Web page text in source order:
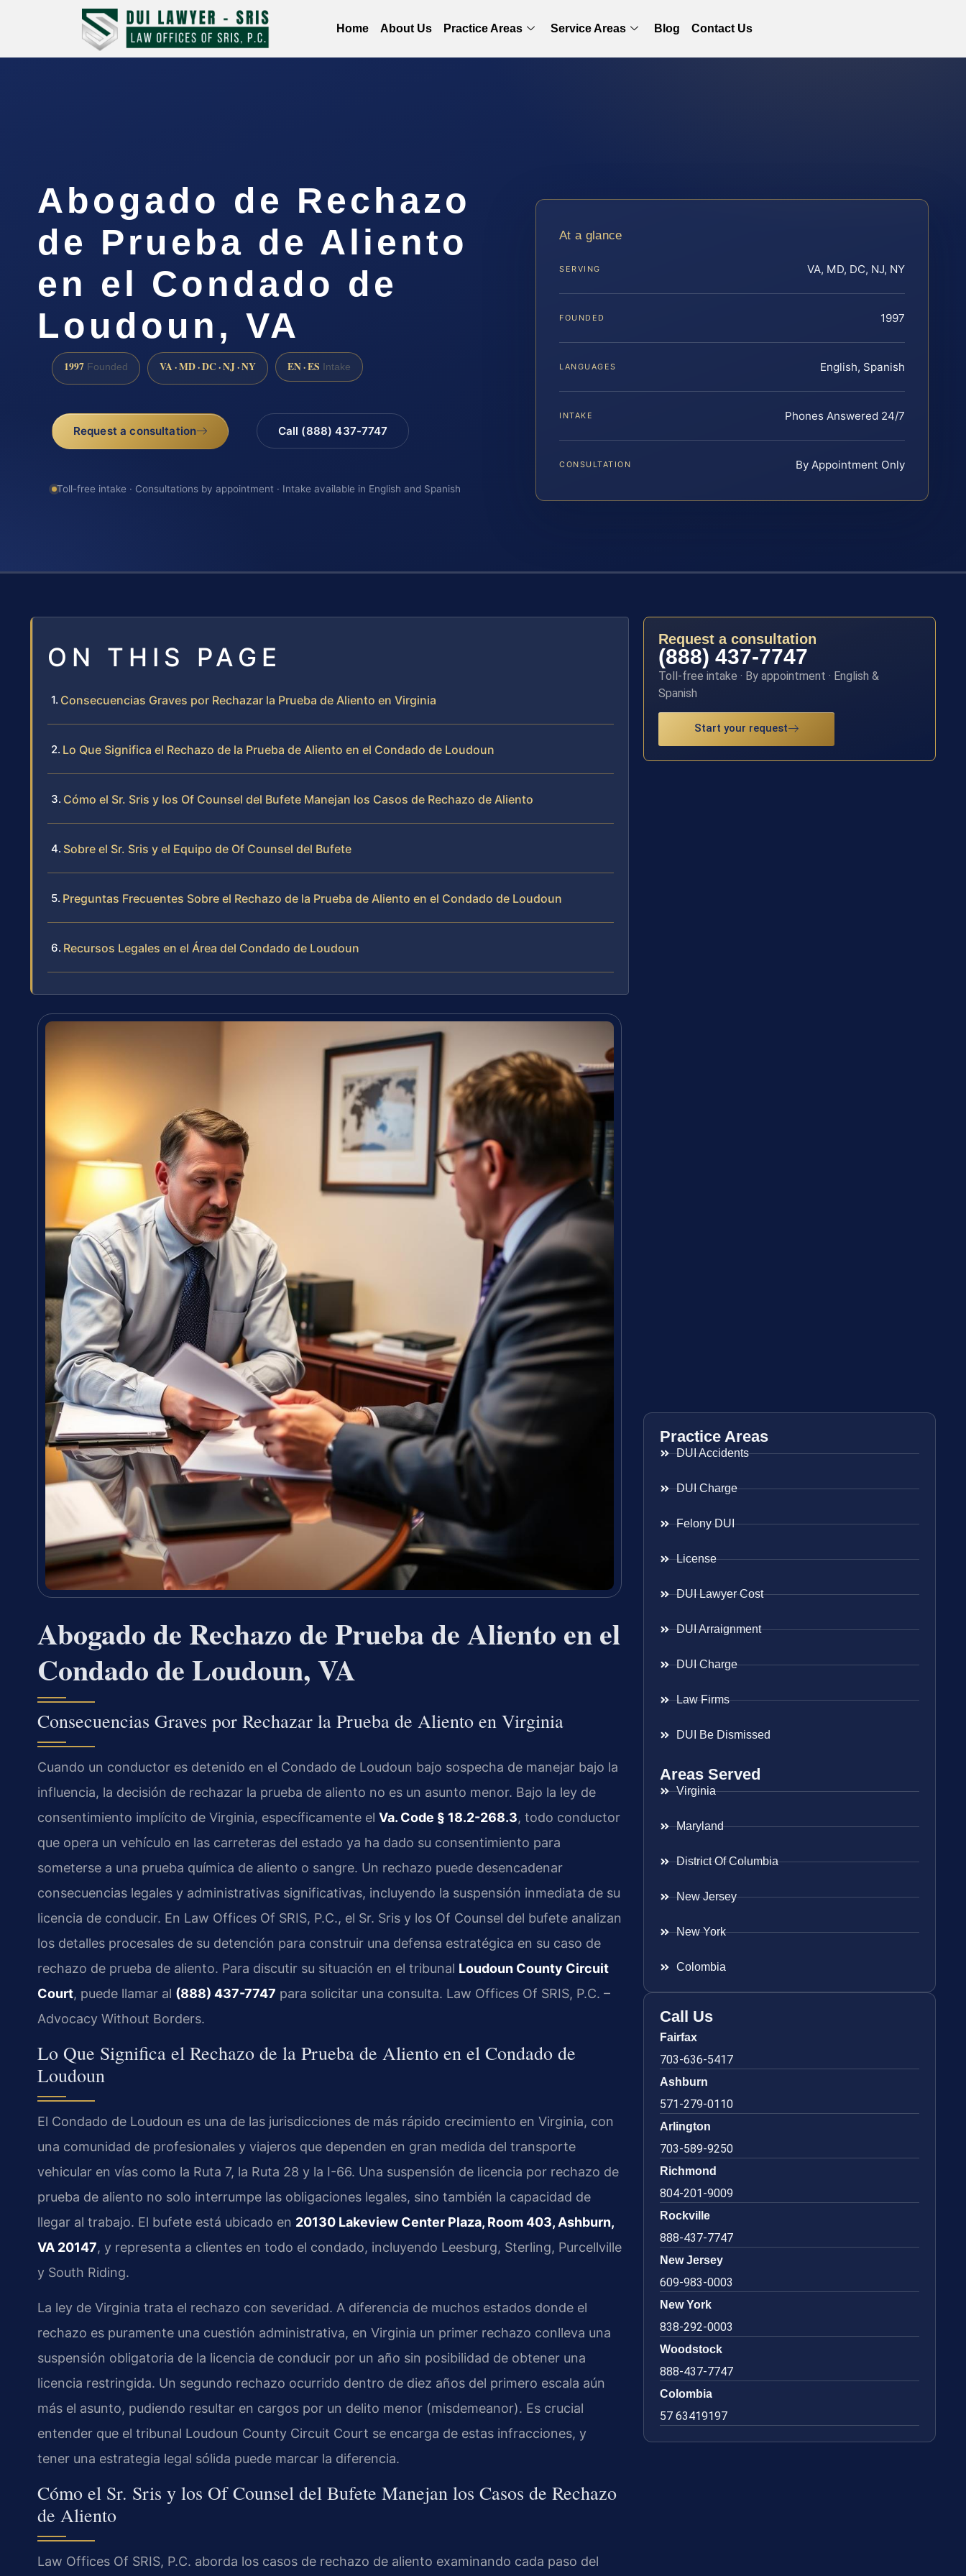
Home About Us Practice Areas Service Areas Blog Contact Us
Abogado de Rechazo
de Prueba de Aliento
en el Condado de
Loudoun, VA
1997 Founded VA · MD · DC · NJ · NY EN · ES Intake
Request a consultation Call (888) 437-7747
Toll-free intake · Consultations by appointment · Intake available in English and Spanish
At a glance
SERVING VA, MD, DC, NJ, NY
FOUNDED 1997
LANGUAGES English, Spanish
INTAKE Phones Answered 24/7
CONSULTATION By Appointment Only
ON THIS PAGE
Consecuencias Graves por Rechazar la Prueba de Aliento en Virginia
Lo Que Significa el Rechazo de la Prueba de Aliento en el Condado de Loudoun
Cómo el Sr. Sris y los Of Counsel del Bufete Manejan los Casos de Rechazo de Aliento
Sobre el Sr. Sris y el Equipo de Of Counsel del Bufete
Preguntas Frecuentes Sobre el Rechazo de la Prueba de Aliento en el Condado de Loudoun
Recursos Legales en el Área del Condado de Loudoun
Abogado de Rechazo de Prueba de Aliento en el
Condado de Loudoun, VA
Consecuencias Graves por Rechazar la Prueba de Aliento en Virginia
Cuando un conductor es detenido en el Condado de Loudoun bajo sospecha de manejar bajo la
influencia, la decisión de rechazar la prueba de aliento no es un asunto menor. Bajo la ley de
consentimiento implícito de Virginia, específicamente el Va. Code § 18.2-268.3, todo conductor
que opera un vehículo en las carreteras del estado ya ha dado su consentimiento para
someterse a una prueba química de aliento o sangre. Un rechazo puede desencadenar
consecuencias legales y administrativas significativas, incluyendo la suspensión inmediata de su
licencia de conducir. En Law Offices Of SRIS, P.C., el Sr. Sris y los Of Counsel del bufete analizan
los detalles procesales de su detención para construir una defensa estratégica en su caso de
rechazo de prueba de aliento. Para discutir su situación en el tribunal Loudoun County Circuit
Court, puede llamar al (888) 437-7747 para solicitar una consulta. Law Offices Of SRIS, P.C. –
Advocacy Without Borders.
Lo Que Significa el Rechazo de la Prueba de Aliento en el Condado de
Loudoun
El Condado de Loudoun es una de las jurisdicciones de más rápido crecimiento en Virginia, con
una comunidad de profesionales y viajeros que dependen en gran medida del transporte
vehicular en vías como la Ruta 7, la Ruta 28 y la I-66. Una suspensión de licencia por rechazo de
prueba de aliento no solo interrumpe las obligaciones legales, sino también la capacidad de
llegar al trabajo. El bufete está ubicado en 20130 Lakeview Center Plaza, Room 403, Ashburn,
VA 20147, y representa a clientes en todo el condado, incluyendo Leesburg, Sterling, Purcellville
y South Riding.
La ley de Virginia trata el rechazo con severidad. A diferencia de muchos estados donde el
rechazo es puramente una cuestión administrativa, en Virginia un primer rechazo conlleva una
suspensión obligatoria de la licencia de conducir por un año sin posibilidad de obtener una
licencia restringida. Un segundo rechazo ocurrido dentro de diez años del primero escala aún
más el asunto, pudiendo resultar en cargos por un delito menor (misdemeanor). Es crucial
entender que el tribunal Loudoun County Circuit Court se encarga de estas infracciones, y
tener una estrategia legal sólida puede marcar la diferencia.
Cómo el Sr. Sris y los Of Counsel del Bufete Manejan los Casos de Rechazo
de Aliento
Law Offices Of SRIS, P.C. aborda los casos de rechazo de aliento examinando cada paso del
Request a consultation
(888) 437-7747
Toll-free intake · By appointment · English &
Spanish
Start your request
Practice Areas
DUI Accidents
DUI Charge
Felony DUI
License
DUI Lawyer Cost
DUI Arraignment
DUI Charge
Law Firms
DUI Be Dismissed
Areas Served
Virginia
Maryland
District Of Columbia
New Jersey
New York
Colombia
Call Us
Fairfax
703-636-5417
Ashburn
571-279-0110
Arlington
703-589-9250
Richmond
804-201-9009
Rockville
888-437-7747
New Jersey
609-983-0003
New York
838-292-0003
Woodstock
888-437-7747
Colombia
57 63419197